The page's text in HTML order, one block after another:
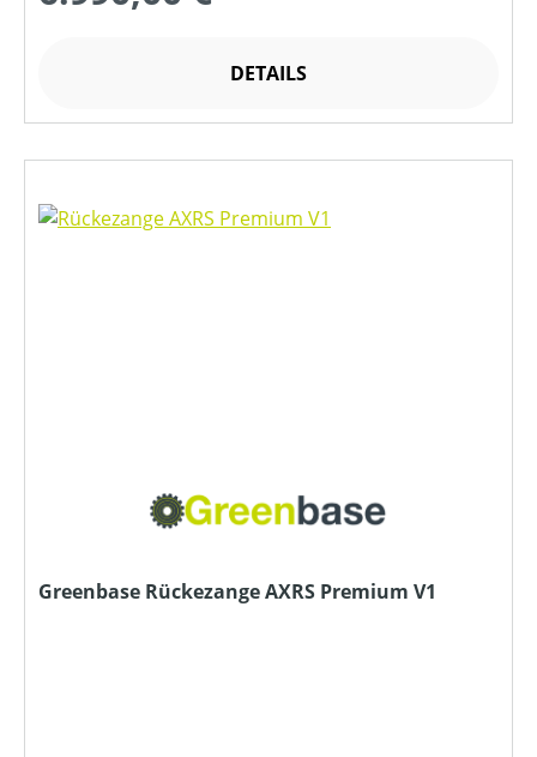
DETAILS
Greenbase Rückezange AXRS Premium V1